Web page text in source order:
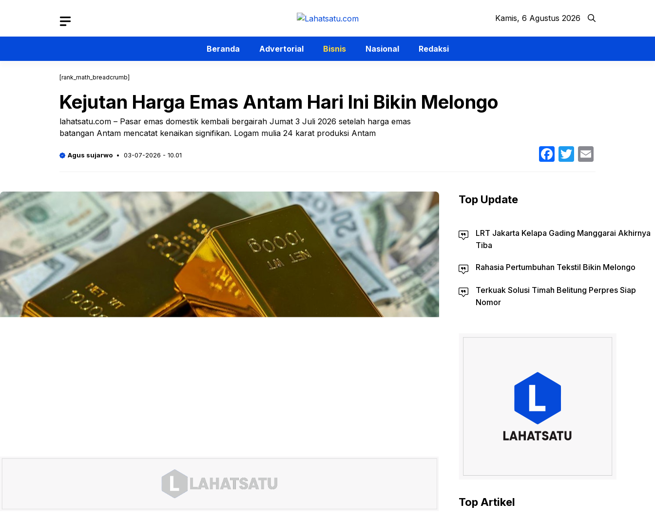
Kamis, 6 Agustus 2026
Beranda Advertorial Bisnis Nasional Redaksi
[rank_math_breadcrumb]
Kejutan Harga Emas Antam Hari Ini Bikin Melongo
lahatsatu.com – Pasar emas domestik kembali bergairah Jumat 3 Juli 2026 setelah harga emas
batangan Antam mencatat kenaikan signifikan. Logam mulia 24 karat produksi Antam
Agus sujarwo 03-07-2026 - 10.01 Facebook
Twitter
Top Update
LRT Jakarta Kelapa Gading Manggarai Akhirnya
Tiba
Rahasia Pertumbuhan Tekstil Bikin Melongo
Terkuak Solusi Timah Belitung Perpres Siap
Nomor
Top Artikel